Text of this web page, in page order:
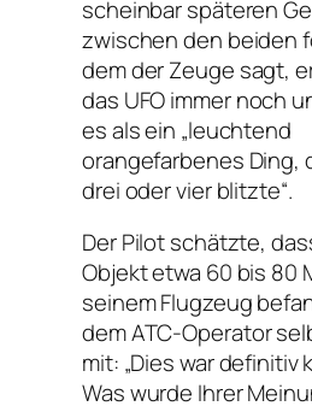
scheinbar späteren
zwischen den beiden
dem der Zeuge sagt,
das UFO immer noch
es als ein „leuchtend
orangefarbenes Ding,
drei oder vier blitzte“.
Der Pilot schätzte,
Objekt etwa 60 bis 80
seinem Flugzeug
dem ATC-Operator
mit: „Dies war definitiv
Was wurde Ihrer